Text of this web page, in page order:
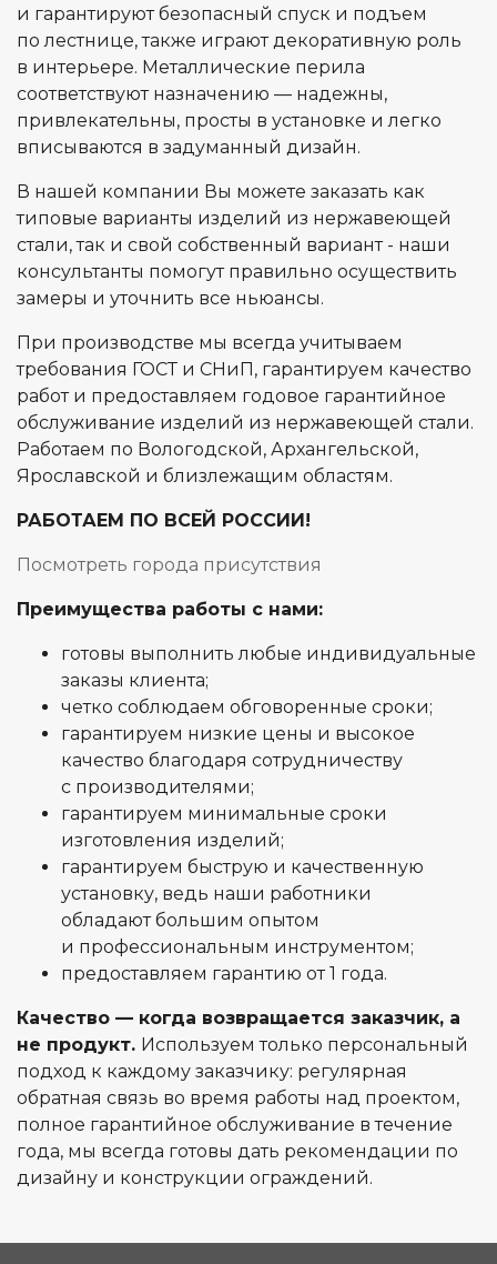
и гарантируют безопасный спуск и подъем
по лестнице, также играют декоративную роль
в интерьере. Металлические перила
соответствуют назначению — надежны,
привлекательны, просты в установке и легко
вписываются в задуманный дизайн.
В нашей компании Вы можете заказать как
типовые варианты изделий из нержавеющей
стали, так и свой собственный вариант - наши
консультанты помогут правильно осуществить
замеры и уточнить все ньюансы.
При производстве мы всегда учитываем
требования ГОСТ и СНиП, гарантируем качество
работ и предоставляем годовое гарантийное
обслуживание изделий из нержавеющей стали.
Работаем по Вологодской, Архангельской,
Ярославской и близлежащим областям.
РАБОТАЕМ ПО ВСЕЙ РОССИИ!
Посмотреть города присутствия
Преимущества работы с нами:
готовы выполнить любые индивидуальные
заказы клиента;
четко соблюдаем обговоренные сроки;
гарантируем низкие цены и высокое
качество благодаря сотрудничеству
с производителями;
гарантируем минимальные сроки
изготовления изделий;
гарантируем быструю и качественную
установку, ведь наши работники
обладают большим опытом
и профессиональным инструментом;
предоставляем гарантию от 1 года.
Качество — когда возвращается заказчик, а
не продукт. Используем только персональный
подход к каждому заказчику: регулярная
обратная связь во время работы над проектом,
полное гарантийное обслуживание в течение
года, мы всегда готовы дать рекомендации по
дизайну и конструкции ограждений.